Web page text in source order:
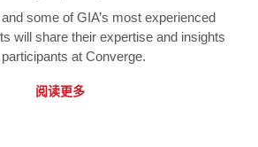
some of GIA’s most experienced
will share their expertise and insights
at Converge.
阅读更多